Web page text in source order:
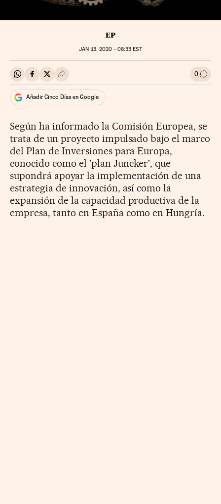
EP
JAN 13, 2020 - 08:33 EST
Compartir en Whatsapp
Compartir en Facebook
Compartir en Twitter
Desplegar Redes Sociales 0 Ir a
Añadir Cinco Días en Google
Según ha informado la Comisión Europea, se
trata de un proyecto impulsadobajo el marco
del Plan de Inversiones para Europa,
conocido como el 'plan Juncker', que
supondrá apoyar la implementación de una
estrategia de innovación, así como la
expansión de la capacidad productiva de la
empresa, tanto en España como en Hungría.